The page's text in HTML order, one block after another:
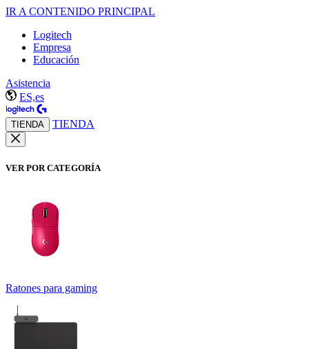
IR A CONTENIDO PRINCIPAL
Logitech
Empresa
Educación
Asistencia
ES,es
TIENDA TIENDA
VER POR CATEGORÍA
Ratones para gaming